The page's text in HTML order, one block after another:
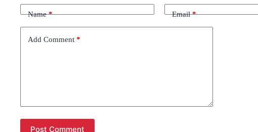
Name* Email*
Add Comment *
Post Comment